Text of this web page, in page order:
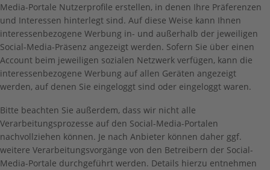
Media-Portale Nutzerprofile erstellen, in denen Ihre Präferenzen
und Interessen hinterlegt sind. Auf diese Weise kann Ihnen
interessenbezogene Werbung in- und außerhalb der jeweiligen
Social-Media-Präsenz angezeigt werden. Sofern Sie über einen
Account beim jeweiligen sozialen Netzwerk verfügen, kann die
interessenbezogene Werbung auf allen Geräten angezeigt
werden, auf denen Sie eingeloggt sind oder eingeloggt waren.
Bitte beachten Sie außerdem, dass wir nicht alle
Verarbeitungsprozesse auf den Social-Media-Portalen
nachvollziehen können. Je nach Anbieter können daher ggf.
weitere Verarbeitungsvorgänge von den Betreibern der Social-
Media-Portale durchgeführt werden. Details hierzu entnehmen